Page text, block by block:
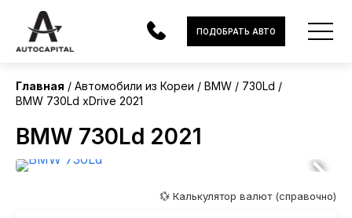
АВТОМОБИЛИ
ЭЛЕКТРОМОБИЛИ
ПОДОБРАТЬ АВТО
Главная Автомобили из Кореи BMW
730Ld
BMW 730Ld xDrive 2021
BMW 730Ld 2021
Корея
💱 Калькулятор валют (справочно)